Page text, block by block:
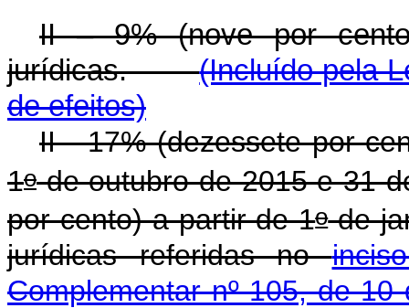
II – 9% (nove por
jurídicas.(Incluído pela
de efeitos)
II - 17% (dezessete por
1ode outubro de 2015 e 31
por cento) a partir de 1ode
jurídicas referidas no
Complementar nº 105, de